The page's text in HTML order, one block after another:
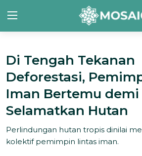
Contact
Tentang Kami
Risalah
Team Kami
Di Tengah Tekanan
Deforestasi,
Iman Bertemu demi
Selamatkan Hutan
Perlindungan hutan tropis dinilai
kolektif pemimpin lintas iman.